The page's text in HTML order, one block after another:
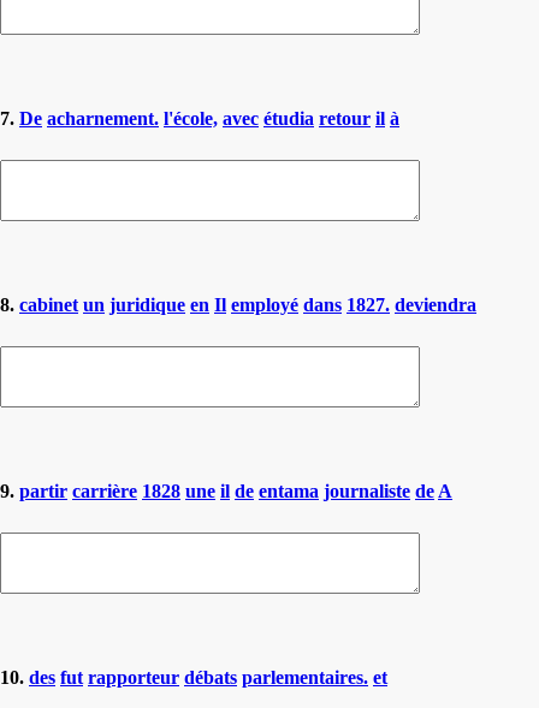
7. De acharnement. l'école, avec étudia retour il à
8. cabinet un juridique en Il employé dans 1827. deviendra
9. partir carrière 1828 une il de entama journaliste de A
10. des fut rapporteur débats parlementaires. et